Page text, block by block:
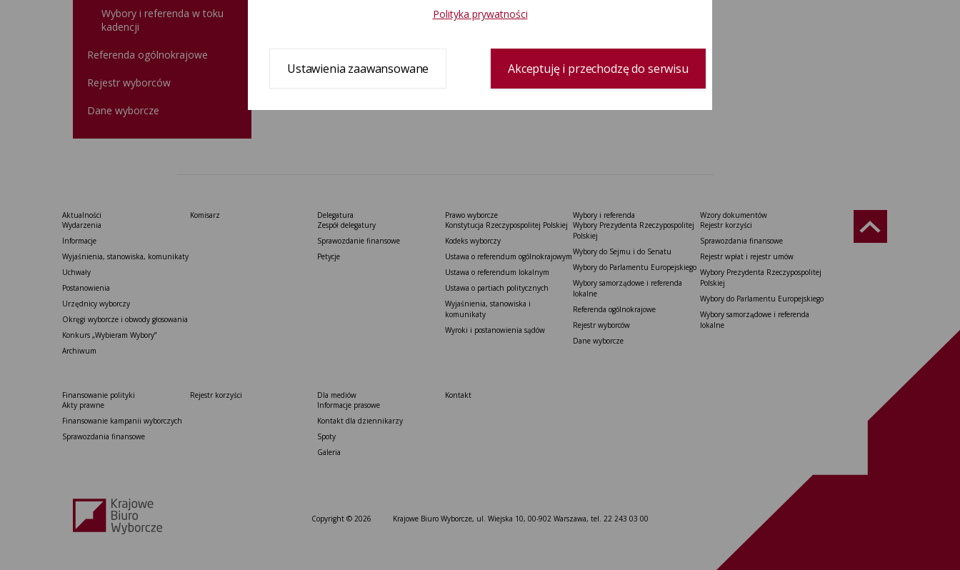
Wybory i referenda w toku
kadencji
Referenda ogólnokrajowe
Rejestr wyborców
Dane wyborcze
Aktualności
Wydarzenia
Informacje
Wyjaśnienia, stanowiska, komunikaty
Uchwały
Postanowienia
Urzędnicy wyborczy
Okręgi wyborcze i obwody głosowania
Konkurs „Wybieram Wybory”
Archiwum
Komisarz
Delegatura
Zespół delegatury
Sprawozdanie finansowe
Petycje
Prawo wyborcze
Konstytucja Rzeczypospolitej Polskiej​
Kodeks wyborczy
Ustawa o referendum ogólnokrajowym
Ustawa o referendum lokalnym
Ustawa o partiach politycznych
Wyjaśnienia, stanowiska i
komunikaty
Wyroki i postanowienia sądów
Wybory i referenda
Wybory Prezydenta Rzeczypospolitej
Polskiej
Wybory do Sejmu i do Senatu
Wybory do Parlamentu Europejskiego
Wybory samorządowe i referenda
lokalne
Referenda ogólnokrajowe
Rejestr wyborców
Dane wyborcze
Wzory dokumentów
Rejestr korzyści
Sprawozdania finansowe
Rejestr wpłat i rejestr umów
Wybory Prezydenta Rzeczypospolitej
Polskiej
Wybory do Parlamentu Europejskiego
Wybory samorządowe i referenda
lokalne
Finansowanie polityki
Akty prawne
Finansowanie kampanii wyborczych
Sprawozdania finansowe
Rejestr korzyści
Dla mediów
Informacje prasowe
Kontakt dla dziennikarzy
Spoty
Galeria
Kontakt
Copyright © 2026 Krajowe Biuro Wyborcze, ul. Wiejska 10, 00-902 Warszawa, tel. 22 243 03 00
Polityka prywatności
Ustawienia zaawansowane Akceptuję i przechodzę do serwisu